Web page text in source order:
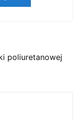
poliuretanowej